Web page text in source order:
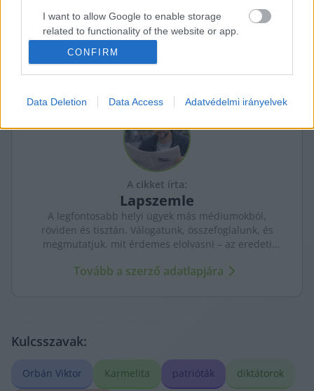
I want to allow Google to enable storage
related to functionality of the website or app.
related to personalization.
I want to allow Google to enable storage
functionality and fraud prevention, and other
CONFIRM
Data Deletion Data Access Adatvédelmi irányelvek
A cikket írta:
Lapszemle
A legfontosabb helyi ügyek más médiumokból,
röviden és tisztán. Válogatunk, összefoglalunk, és
megmutatjuk, mit érdemes elolvasni – az eredeti
Tovább a szerző adatlapjára
Kulcsszavak:
Orbán Viktor Karmelita patrióták diktátorok